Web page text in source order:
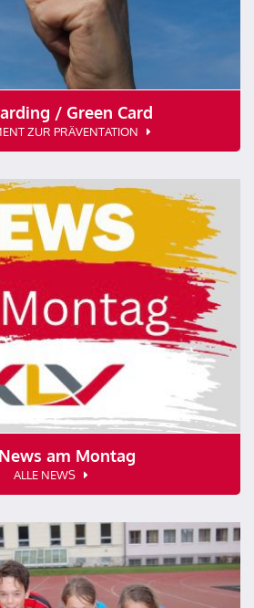
/ Green Card
ZUR PRÄVENTATION
am Montag
ALLE NEWS